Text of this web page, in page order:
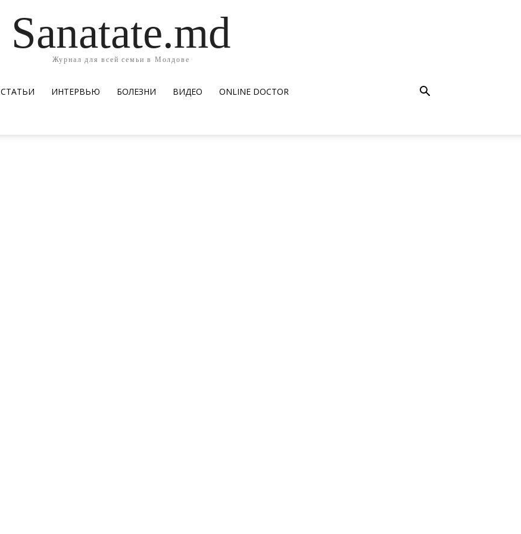
Sanatate.md
Журнал для всей семьи в Молдове
СТАТЬИ ИНТЕРВЬЮ БОЛЕЗНИ ВИДЕО ОNLINE DOCTOR